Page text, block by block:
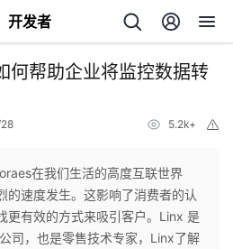
开发者
何帮助企业将监控数据转
5.2k+
在我们生活的高度互联世界
的速度发生。这影响了消费者的认
更有效的方式来吸引客户。Linx 是
司，也是零售技术专家，Linx了解